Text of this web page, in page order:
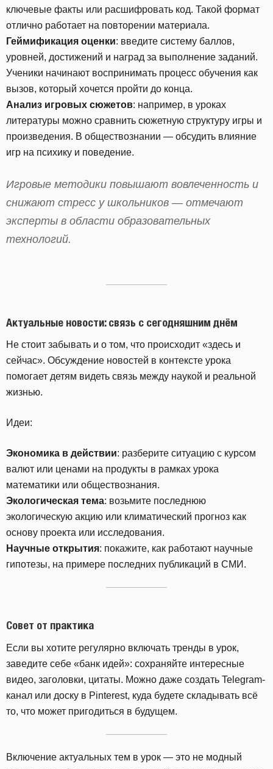
ключевые факты или расшифровать код. Такой формат
отлично работает на повторении материала.
Геймификация оценки: введите систему баллов,
уровней, достижений и наград за выполнение заданий.
Ученики начинают воспринимать процесс обучения как
вызов, который хочется пройти до конца.
Анализ игровых сюжетов: например, в уроках
литературы можно сравнить сюжетную структуру игры и
произведения. В обществознании — обсудить влияние
игр на психику и поведение.
Игровые методики повышают вовлеченность и
снижают стресс у школьников — отмечают
эксперты в области образовательных
технологий.
Актуальные новости: связь с сегодняшним днём
Не стоит забывать и о том, что происходит «здесь и
сейчас». Обсуждение новостей в контексте урока
помогает детям видеть связь между наукой и реальной
жизнью.
Идеи:
Экономика в действии: разберите ситуацию с курсом
валют или ценами на продукты в рамках урока
математики или обществознания.
Экологическая тема: возьмите последнюю
экологическую акцию или климатический прогноз как
основу проекта или исследования.
Научные открытия: покажите, как работают научные
гипотезы, на примере последних публикаций в СМИ.
Совет от практика
Если вы хотите регулярно включать тренды в урок,
заведите себе «банк идей»: сохраняйте интересные
видео, заголовки, цитаты. Можно даже создать Telegram-
канал или доску в Pinterest, куда будете складывать всё
то, что может пригодиться в будущем.
Включение актуальных тем в урок — это не модный